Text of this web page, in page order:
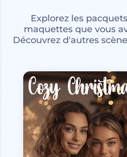
Explorez les
maquettes que vous
Découvrez d'autres